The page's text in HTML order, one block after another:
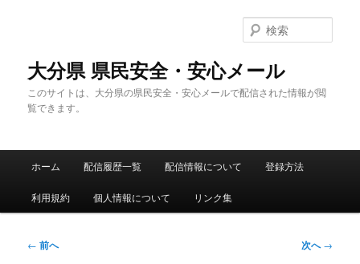
大分県 県民安全・安心メール
このサイトは、大分県の県民安全・安心メールで配信された情報が閲
覧できます。
索
メ
ホーム 配信履歴一覧 配信情報について 登録方法
利用規約 個人情報について リンク集
投
← 前へ 次へ→